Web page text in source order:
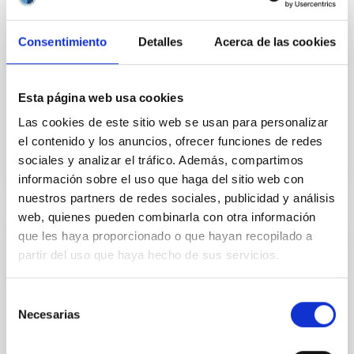
Consentimiento Detalles Acerca de las cookies
Esta página web usa cookies
Las cookies de este sitio web se usan para personalizar
el contenido y los anuncios, ofrecer funciones de redes
sociales y analizar el tráfico. Además, compartimos
información sobre el uso que haga del sitio web con
nuestros partners de redes sociales, publicidad y análisis
web, quienes pueden combinarla con otra información
que les haya proporcionado o que hayan recopilado a
partir del uso que haya hecho de sus servicios.
Necesarias
módulo profesional de FCT entre el centro docente y
la empresa o entidad colaboradora
Fecha en vigor 06/02/2017
No vigente
Convenio entre el Instituto de Astrofísica
de Canarias y la Universidad de La Laguna
ayudas en el Máster de Astrofísica